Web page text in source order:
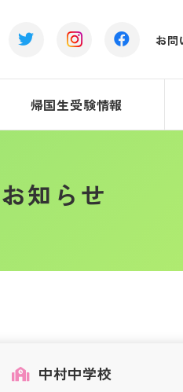
お問
帰国生受験情報
知らせ
中村中学校